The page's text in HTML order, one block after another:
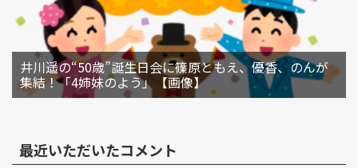
井川遥の“50歳”誕生日会に篠原ともえ、優香、のんが
集結！「4姉妹のよう」【画像】
最近いただいたコメント